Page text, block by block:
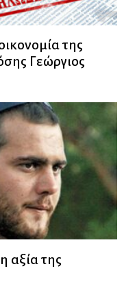
της
Γεώργιος
αξία της